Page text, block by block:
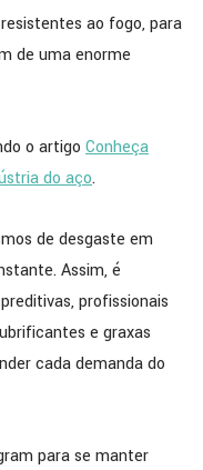
ao fogo, para
de uma enorme
o artigo Conheça
do aço.
de desgaste em
Assim, é
profissionais
e graxas
cada demanda do
para se manter